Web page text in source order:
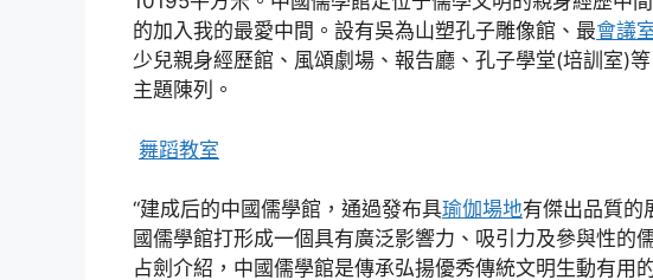
的加入我的最愛中間。設有吳為山塑孔子雕像館、最會議
少兒親身經歷館、風頌劇場、報告廳、孔子學堂(培訓室)
主題陳列。
舞蹈教室
“建成后的中國儒學館，通過發布具瑜伽場地有傑出品質的
國儒學館打形成一個具有廣泛影響力、吸引力及參與性的
占劍介紹，中國儒學館是傳承弘揚優秀傳統文明生動有用